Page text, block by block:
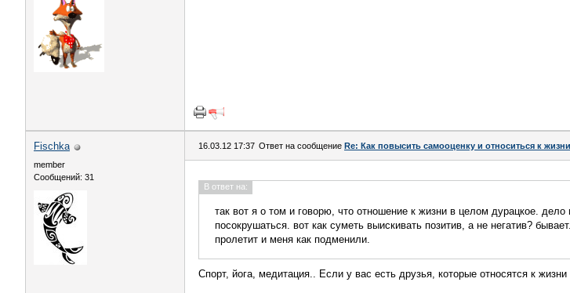
Fischka
member
Сообщений: 31
16.03.12 17:37 Ответ на сообщение Re: Как повысить самооценку и относиться к
В ответ на:
так вот я о том и говорю, что отношение к жизни в целом дурацкое.
посокрушаться. вот как суметь выискивать позитив, а не негатив?
пролетит и меня как подменили.
Спорт, йога, медитация.. Если у вас есть друзья, которые относятся к